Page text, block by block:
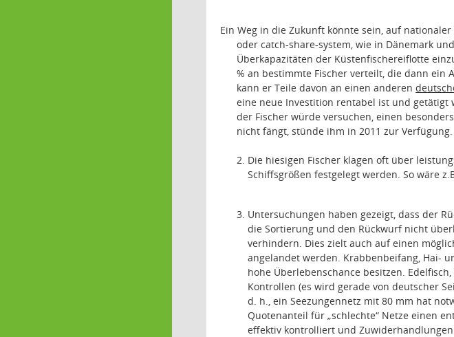
Ein Weg in die Zukunft könnte sein, auf
oder catch-share-system, wie in Dänemark
Überkapazitäten der Küstenfischereiflotte
% an bestimmte Fischer verteilt, die dann ein
kann er Teile davon an einen anderen
eine neue Investition rentabel ist und getätigt
der Fischer würde versuchen, einen
nicht fängt, stünde ihm in 2011 zur Verfügung.
Die hiesigen Fischer klagen oft über
Schiffsgrößen festgelegt werden. So wäre
Untersuchungen haben gezeigt, dass der
die Sortierung und den Rückwurf nicht
verhindern. Dies zielt auch auf einen
angelandet werden. Krabbenbeifang, Hai-
hohe Überlebenschance besitzen.
Kontrollen (es wird gerade von deutscher
d. h., ein Seezungennetz mit 80 mm hat
Quotenanteil für „schlechte“ Netze einen
effektiv kontrolliert und